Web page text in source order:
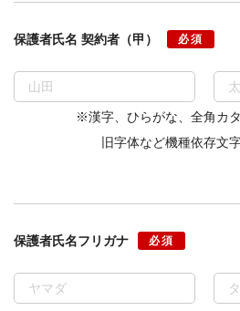
保護者氏名 契約者（甲） 必須
※漢字、ひらがな、全角カ
旧字体など機種依存文
保護者氏名フリガナ 必須